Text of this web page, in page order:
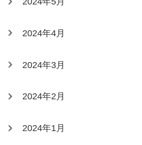
2024年4月
2024年3月
2024年2月
2024年1月